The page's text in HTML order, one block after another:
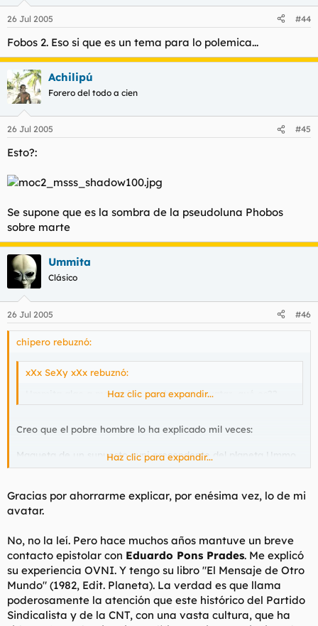
26 Jul 2005 #44
Fobos 2. Eso si que es un tema para lo polemica...
Achilipú
Forero del todo a cien
26 Jul 2005 #45
Esto?:
Se supone que es la sombra de la pseudoluna Phobos
sobre marte
Ummita
Clásico
26 Jul 2005 #46
chipero rebuznó:
xXx SeXy xXx rebuznó:
Ummita algo q me intriga mucho es tu avatar...qué es??
Haz clic para expandir...
Creo que el pobre hombre lo ha explicado mil veces:
Maqueta de un supuesto ovni precendente del planeta Ummo
de la que pende un hilo y que sirvió para que la sociedad
visitantes de ese planeta...
Busca Ummo en google y flipa con la cantidad de información.
Por cierto Ummita, no se si leiste la contra de La Vanguardia
del viernes con la entrevista a Eduardo Pons Prades, sin duda
uno de los pocos casos que aun me suscitan interés y
curiosidad en el mundo ufológico...
:x
Haz clic para expandir...
Gracias por ahorrarme explicar, por enésima vez, lo de mi
avatar.
No, no la leí. Pero hace muchos años mantuve un breve
contacto epistolar con Eduardo Pons Prades. Me explicó
su experiencia OVNI. Y tengo su libro "El Mensaje de Otro
Mundo" (1982, Edit. Planeta). La verdad es que llama
poderosamente la atención que este histórico del Partido
Sindicalista y de la CNT, con una vasta cultura, que ha